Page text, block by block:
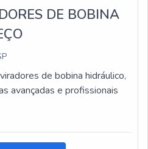
DE BOBINA
de bobina hidráulico,
avançadas e profissionais